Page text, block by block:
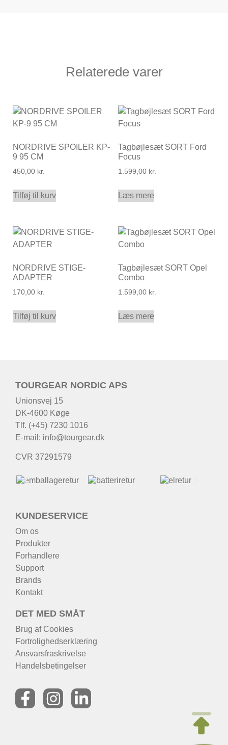
Relaterede varer
NORDRIVE SPOILER KP-
9 95 CM
450,00 kr.
Tilføj til kurv
Tagbøjlesæt SORT Ford
Focus
1.599,00 kr.
Læs mere
NORDRIVE STIGE-
ADAPTER
170,00 kr.
Tilføj til kurv
Tagbøjlesæt SORT Opel
Combo
1.599,00 kr.
Læs mere
TOURGEAR NORDIC APS
Unionsvej 15
DK-4600 Køge
Tlf. (+45) 7230 1016
E-mail: info@tourgear.dk
CVR 37291579
KUNDESERVICE
Om os
Produkter
Forhandlere
Support
Brands
Kontakt
DET MED SMÅT
Brug af Cookies
Fortrolighedserklæring
Ansvarsfraskrivelse
Handelsbetingelser